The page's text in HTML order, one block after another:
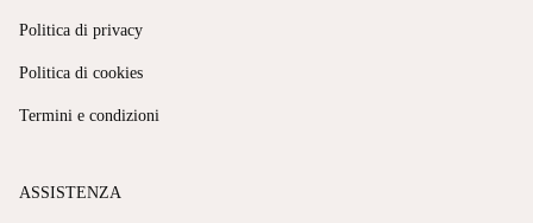
Politica di privacy
Politica di cookies
Termini e condizioni
ASSISTENZA